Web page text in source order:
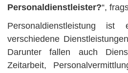
Personaldienstleister?“,
Personaldienstleistung
verschiedene
Darunter fallen auch
Zeitarbeit,